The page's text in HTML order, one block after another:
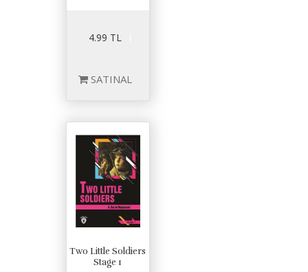
4.99 TL
SATINAL
Two Little Soldiers
Stage 1